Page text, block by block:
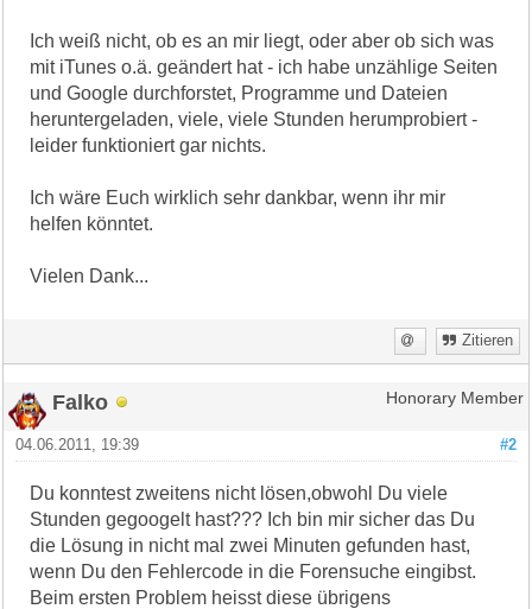
Ich weiß nicht, ob es an mir liegt, oder aber ob sich was
mit iTunes o.ä. geändert hat - ich habe unzählige Seiten
und Google durchforstet, Programme und Dateien
heruntergeladen, viele, viele Stunden herumprobiert -
leider funktioniert gar nichts.
Ich wäre Euch wirklich sehr dankbar, wenn ihr mir
helfen könntet.
Vielen Dank...
Zitieren
Falko Honorary Member
#2
04.06.2011, 19:39
Du konntest zweitens nicht lösen,obwohl Du viele
Stunden gegoogelt hast??? Ich bin mir sicher das Du
die Lösung in nicht mal zwei Minuten gefunden hast,
wenn Du den Fehlercode in die Forensuche eingibst.
Beim ersten Problem heisst diese übrigens